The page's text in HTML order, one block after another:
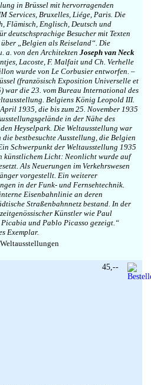
in Brüssel mit hervorragenden
Services, Bruxelles, Liége, Paris. Die
Flämisch, Englisch, Deutsch und
deutschsprachige Besucher mit Texten
„Belgien als Reiseland“. Die
a. von den Architekten Joseph van Neck
Lacoste, F. Malfait und Ch. Verhelle
wurde von Le Corbusier entworfen. –
(französisch Exposition Universelle et
war die 23. vom Bureau International des
Belgiens König Leopold III.
1935, die bis zum 25. November 1935
in der Nähe des
Heyselpark. Die Weltausstellung war
bestbesuchte Ausstellung, die Belgien
Schwerpunkt der Weltausstellung 1935
künstlichem Licht: Neonlicht wurde auf
Als Neuerungen im Verkehrswesen
vorgestellt. Ein weiterer
in der Funk- und Fernsehtechnik.
Eisenbahnlinie an deren
Straßenbahnnetz bestand. In der
Künstler wie Paul
und Pablo Picasso gezeigt.“
Exemplar.
45,--